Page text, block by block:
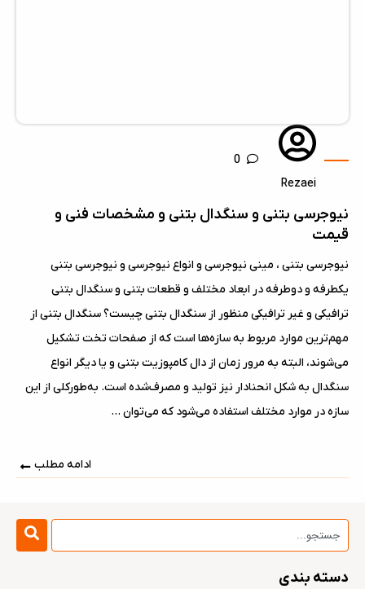
دسته بندی
Rezaei
نیوجرسی بتنی و سنگدال بتنی و مشخصات فنی و
قیمت
نیوجرسی بتنی ، مینی نیوجرسی و انواع نیوجرسی و نیوجرسی بتنی
یکطرفه و دوطرفه در ابعاد مختلف و قطعات بتنی و سنگدال بتنی
ترافیکی و غیر ترافیکی منظور از سنگدال بتنی چیست؟ سنگدال بتنی از
مهم‌ترین موارد مربوط به سازه‌ها است که از صفحات تخت تشکیل
می‌شوند، البته به مرور زمان از دال‌ کامپوزیت بتنی و یا دیگر انواع
سنگدال به شکل انحنادار نیز تولید و مصرف‌شده است. به‌طور‌کلی از این
سازه در موارد مختلف استفاده می‌شود که می‌توان ...
ادامه مطلب